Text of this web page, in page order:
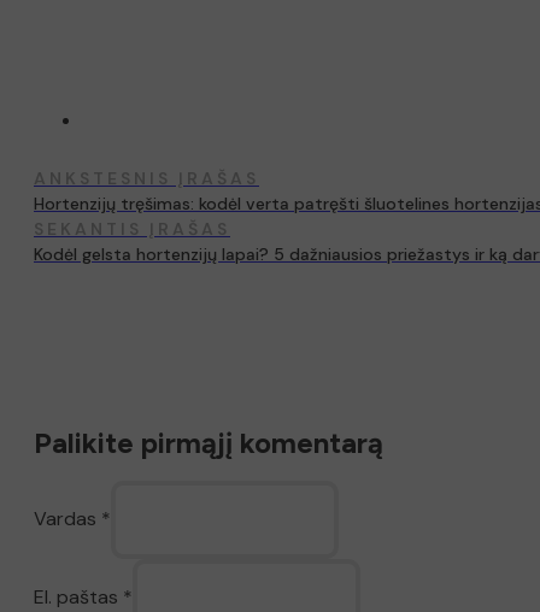
ANKSTESNIS ĮRAŠAS
Hortenzijų tręšimas: kodėl verta patręšti šluotelines
SEKANTIS ĮRAŠAS
Kodėl gelsta hortenzijų lapai? 5 dažniausios priežastys ir ką
Palikite pirmąjį komentarą
Vardas *
El. paštas *